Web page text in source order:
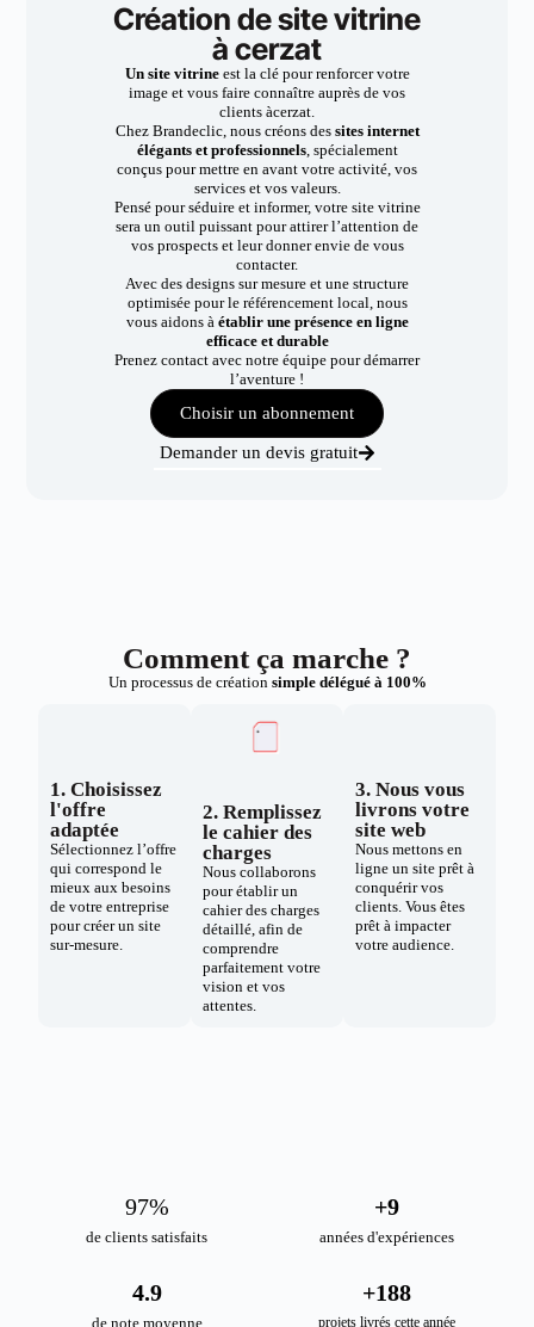
Création de site vitrine
à cerzat
Un site vitrineest la clé pour renforcer votre
image et vous faire connaître auprès de vos
clients àcerzat.
Chez Brandeclic, nous créons dessites internet
élégants et professionnels, spécialement
conçus pour mettre en avant votre activité, vos
services et vos valeurs.
Pensé pour séduire et informer, votre site vitrine
sera un outil puissant pour attirer l’attention de
vos prospects et leur donner envie de vous
contacter.
Avec des designs sur mesure et une structure
optimisée pour le référencement local, nous
vous aidons à établir une présence en ligne
efficace et durable
Prenez contact avec notre équipe pour démarrer
l’aventure !
Choisir un abonnement
Demander un devis gratuit
Comment ça marche ?
Un processus de création simple délégué à 100%
1. Choisissez
l'offre
adaptée
Sélectionnez l’offre
qui correspond le
mieux aux besoins
de votre entreprise
pour créer un site
sur-mesure.
2. Remplissez
le cahier des
charges
Nous collaborons
pour établir un
cahier des charges
détaillé, afin de
comprendre
parfaitement votre
vision et vos
attentes.
3. Nous vous
livrons votre
site web
Nous mettons en
ligne un site prêt à
conquérir vos
clients. Vous êtes
prêt à impacter
votre audience.
de clients satisfaits
98%
années d'expériences
+10
de note moyenne
4.9
projets livrés cette année
+189